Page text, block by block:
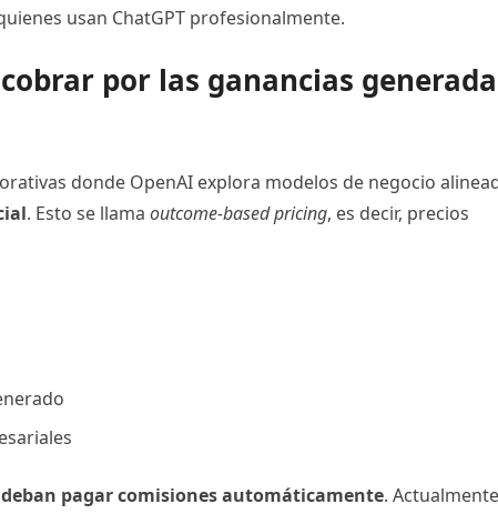
usan ChatGPT profesionalmente.
por las ganancias
donde OpenAI explora modelos de negocio
. Esto se llama outcome-based pricing, es decir, precios
pagar comisiones automáticamente.